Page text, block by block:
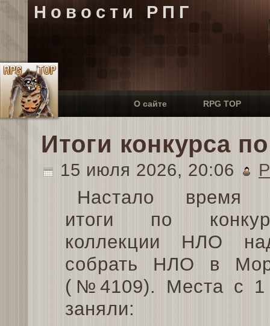
Новости РПГ
О сайте RPG TOP
Итоги конкурса
15 июля 2026, 20:06
Настало время
итоги по
коллекции НЛО
собрать НЛО в
(№4109). Места с 1
заняли: